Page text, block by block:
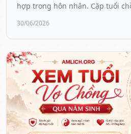
hợp trong hôn nhân. Cặp tuổi
30/06/2026